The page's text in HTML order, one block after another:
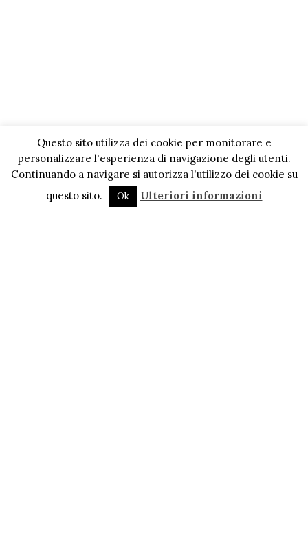
Questo sito utilizza dei cookie per monitorare e
personalizzare l'esperienza di navigazione degli utenti.
Continuando a navigare si autorizza l'utilizzo dei cookie su
questo sito.
Ok Ulteriori informazioni